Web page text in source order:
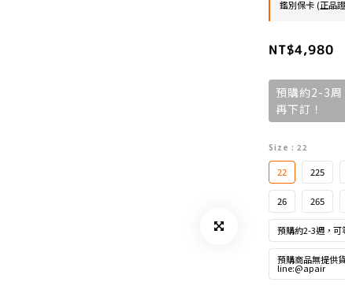
鑑別保卡 (正品
NT$4,980
預購約2-3周
再下訂！
Size : 22
22 225
26 265
預購約2-3週，可
預購商品無提供
line:@apair